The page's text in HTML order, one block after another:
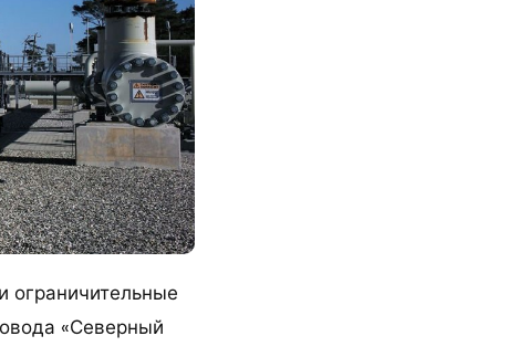
ограничительные
«Северный